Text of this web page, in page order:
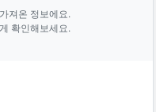
져온 정보에요.
확인해보세요.